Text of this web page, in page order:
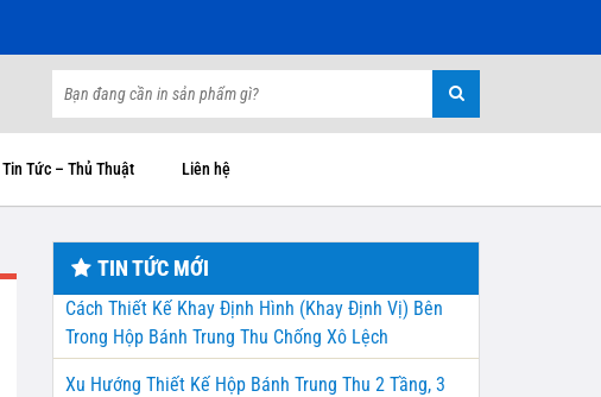
Tin Tức – Thủ Thuật Liên hệ
TIN TỨC MỚI
Cách Thiết Kế Khay Định Hình (Khay Định Vị) Bên
Trong Hộp Bánh Trung Thu Chống Xô Lệch
Xu Hướng Thiết Kế Hộp Bánh Trung Thu 2 Tầng, 3